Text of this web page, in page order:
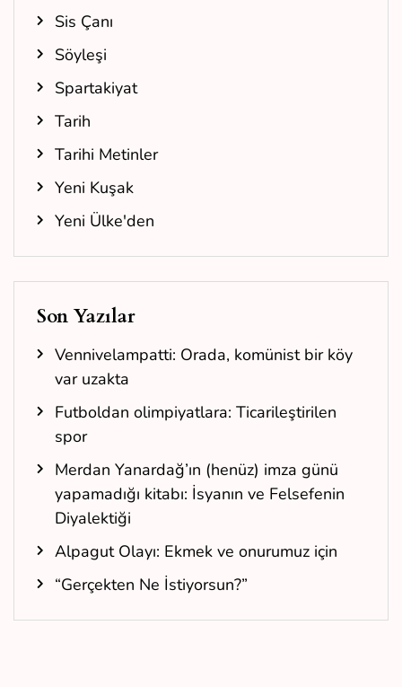
Sis Çanı
Söyleşi
Spartakiyat
Tarih
Tarihi Metinler
Yeni Kuşak
Yeni Ülke'den
Son Yazılar
Vennivelampatti: Orada, komünist bir köy
var uzakta
Futboldan olimpiyatlara: Ticarileştirilen
spor
Merdan Yanardağ’ın (henüz) imza günü
yapamadığı kitabı: İsyanın ve Felsefenin
Diyalektiği
Alpagut Olayı: Ekmek ve onurumuz için
“Gerçekten Ne İstiyorsun?”